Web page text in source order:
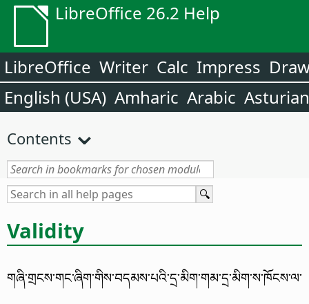
LibreOffice 26.2 Help
LibreOffice Writer Calc Impress
English (USA) Amharic Arabic Asturian
Contents
Validity
གཞི་གྲངས་གང་ཞིག་གིས་བདམས་པའི་དྲ་མིག་གམ་དྲ་མིག་ས་ཁོངས་ལ་